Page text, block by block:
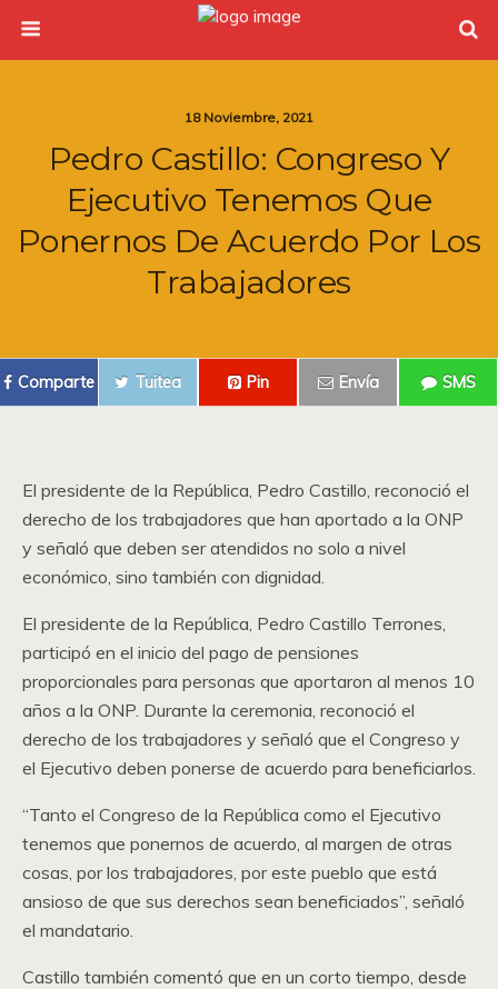
18 Noviembre, 2021
Pedro Castillo: Congreso Y
Ejecutivo Tenemos Que
Ponernos De Acuerdo Por Los
Trabajadores
Comparte Tuitea Pin Envía SMS
El presidente de la República, Pedro Castillo, reconoció el
derecho de los trabajadores que han aportado a la ONP
y señaló que deben ser atendidos no solo a nivel
económico, sino también con dignidad.
El presidente de la República, Pedro Castillo Terrones,
participó en el inicio del pago de pensiones
proporcionales para personas que aportaron al menos 10
años a la ONP. Durante la ceremonia, reconoció el
derecho de los trabajadores y señaló que el Congreso y
el Ejecutivo deben ponerse de acuerdo para beneficiarlos.
“Tanto el Congreso de la República como el Ejecutivo
tenemos que ponernos de acuerdo, al margen de otras
cosas, por los trabajadores, por este pueblo que está
ansioso de que sus derechos sean beneficiados”, señaló
el mandatario.
Castillo también comentó que en un corto tiempo, desde